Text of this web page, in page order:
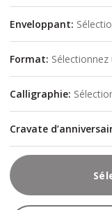
Enveloppant:
Format:
Calligraphie:
Cravate